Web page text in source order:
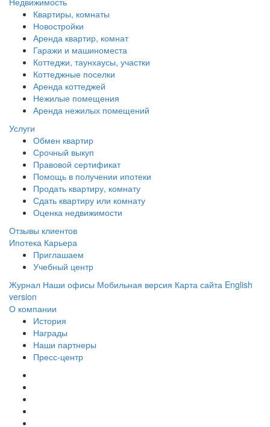
Квартиры, комнаты
Новостройки
Аренда квартир, комнат
Гаражи и машиноместа
Коттеджи, таунхаусы, участки
Коттеджные поселки
Аренда коттеджей
Нежилые помещения
Аренда нежилых помещений
Услуги
Обмен квартир
Срочный выкуп
Правовой сертификат
Помощь в получении ипотеки
Продать квартиру, комнату
Сдать квартиру или комнату
Оценка недвижимости
Отзывы клиентов
Ипотека Карьера
Приглашаем
Учебный центр
Журнал Наши офисы Мобильная версия Карта сайта English
version
О компании
История
Награды
Наши партнеры
Пресс-центр